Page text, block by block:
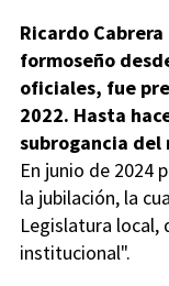
Ricardo
formoseño
oficiales, fue
2022. Hasta
subrogancia
En junio de 2024
la jubilación, la
Legislatura local,
institucional".